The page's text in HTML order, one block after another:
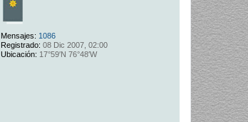
Mensajes: 1086
Registrado: 08 Dic 2007, 02:00
Ubicación: 17°59′N 76°48′W